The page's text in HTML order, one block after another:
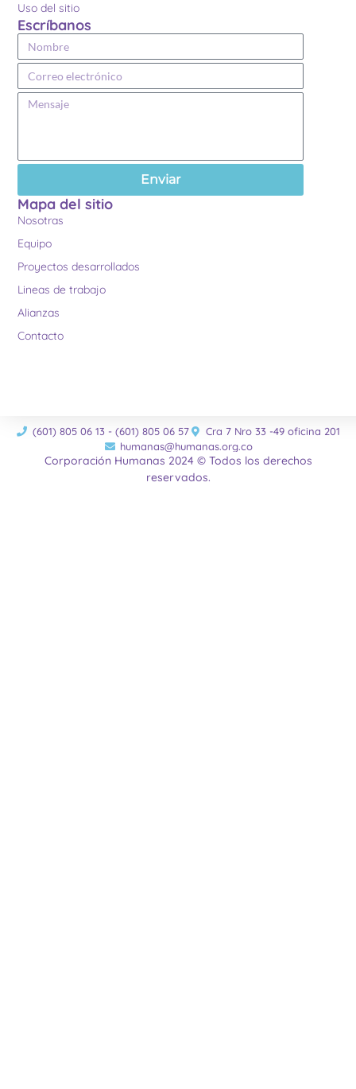
Uso del sitio
Escríbanos
Enviar
Mapa del sitio
Nosotras
Equipo
Proyectos desarrollados
Lineas de trabajo
Alianzas
Contacto
(601) 805 06 13 - (601) 805 06 57
Cra 7 Nro 33 -49 oficina 201
humanas@humanas.org.co
Corporación Humanas 2024 © Todos los derechos
reservados.